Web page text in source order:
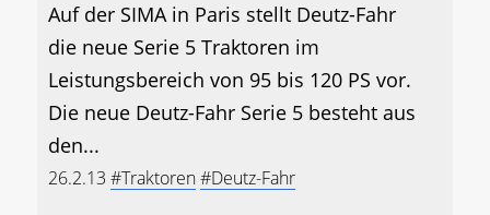
Auf der SIMA in Paris stellt Deutz-Fahr
die neue Serie 5 Traktoren im
Leistungsbereich von 95 bis 120 PS vor.
Die neue Deutz-Fahr Serie 5 besteht aus
den...
26.2.13 #Traktoren#Deutz-Fahr